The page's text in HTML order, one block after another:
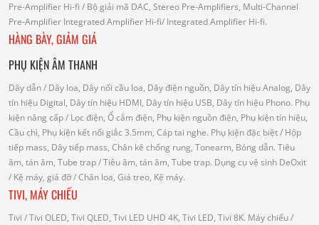
Pre-Amplifier Hi-fi / Bộ giải mã DAC, Stereo Pre-Amplifiers, Multi-Channel
Pre-Amplifier Integrated Amplifier Hi-fi/ Integrated Amplifier Hi-fi.
HÀNG BÀY, GIẢM GIÁ
PHỤ KIỆN ÂM THANH
Dây dẫn/ Dây loa, Dây nối cầu loa, Dây điện nguồn, Dây tín hiệu Analog, Dây
tín hiệu Digital, Dây tín hiệu HDMI, Dây tín hiệu USB, Dây tín hiệu Phono. Phụ
kiện nâng cấp/ Lọc điện, Ổ cắm điện, Phụ kiện nguồn điện, Phụ kiện tín hiệu,
Cầu chì, Phụ kiện kết nối giắc 3.5mm, Cáp tai nghe. Phụ kiện đặc biệt/ Hộp
tiếp mass, Dây tiếp mass, Chân kê chống rung, Tonearm, Bóng dẫn. Tiêu
âm, tán âm, Tube trap/ Tiêu âm, tán âm, Tube trap. Dụng cụ vệ sinh DeOxit
/ Kệ máy, giá đỡ/ Chân loa, Giá treo, Kệ máy.
TIVI, MÁY CHIẾU
Tivi / Tivi OLED, Tivi QLED, Tivi LED UHD 4K, Tivi LED, Tivi 8K. Máy chiếu/